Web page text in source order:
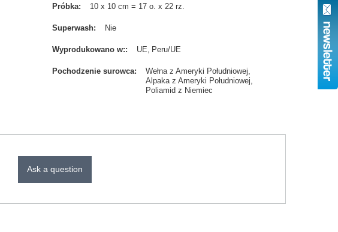
Próbka 10 x 10 cm = 17 o. x 22 rz.
Superwash Nie
Wyprodukowano w: UE Peru/UE
Pochodzenie surowca
Wełna z Ameryki Południowej
Alpaka z Ameryki Południowej
Poliamid z Niemiec
Ask a question